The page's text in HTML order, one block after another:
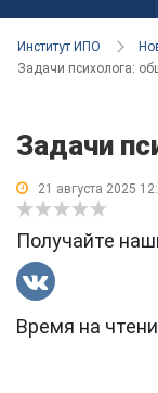
Институт ИПО
Задачи психолога:
Задачи
21 августа 2025
Получайте
Время на